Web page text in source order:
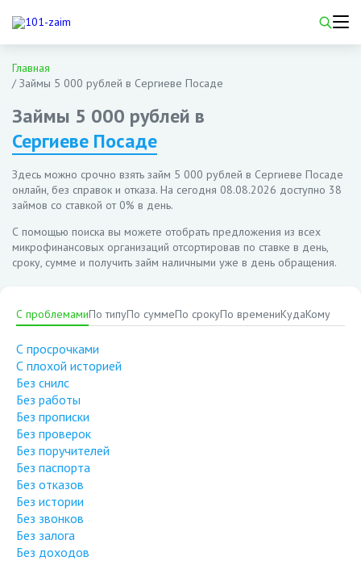
Главная
/Займы 5 000 рублей в Сергиеве Посаде
Займы 5 000 рублей в
Сергиеве Посаде
Здесь можно срочно взять займ 5 000 рублей в Сергиеве Посаде
онлайн, без справок и отказа. На сегодня 08.08.2026 доступно 38
займов со ставкой от 0% в день.
С помощью поиска вы можете отобрать предложения из всех
микрофинансовых организаций отсортировав по ставке в день,
сроку, сумме и получить займ наличными уже в день обращения.
С проблемамиПо типуПо суммеПо срокуПо времениКудаКому
С просрочками
С плохой историей
Без снилс
Без работы
Без прописки
Без проверок
Без поручителей
Без паспорта
Без отказов
Без истории
Без звонков
Без залога
Без доходов